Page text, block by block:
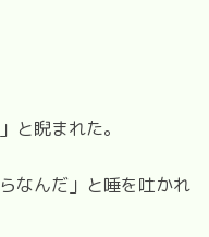
と睨まれた。
なんだ」と唾を吐かれ